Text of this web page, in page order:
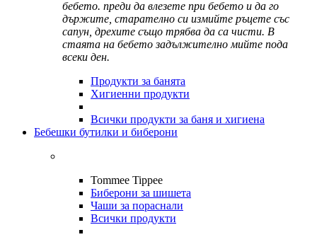
бебето. преди да влезете при бебето и да го
държите, старателно си измийте ръцете със
сапун, дрехите също трябва да са чисти. В
стаята на бебето задължително мийте пода
всеки ден.
Продукти за банята
Хигиенни продукти
Всички продукти за баня и хигиена
Бебешки бутилки и биберони
Tommee Tippee
Биберони за шишета
Чаши за пораснали
Всички продукти